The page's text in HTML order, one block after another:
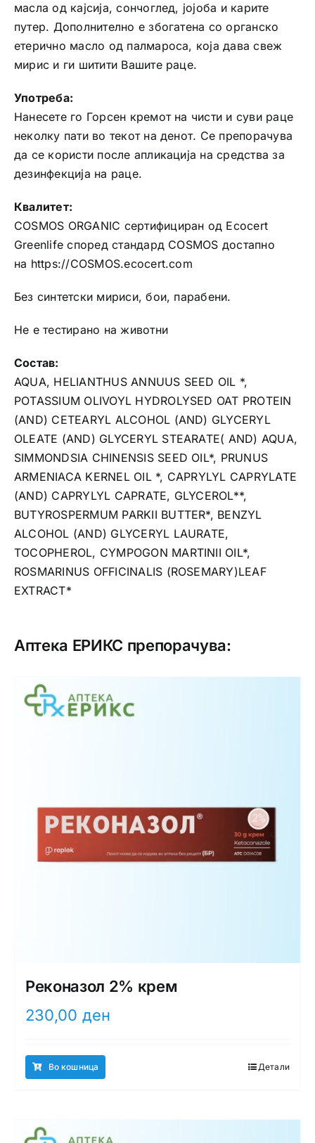
масла од кајсија, сончоглед, јојоба и карите
путер. Дополнително е збогатена со органско
етерично масло од палмароса, која дава свеж
мирис и ги шитити Вашите раце.
Употреба:
Нанесете го Горсен кремот на чисти и суви раце
неколку пати во текот на денот. Се препорачува
да се користи после апликација на средства за
дезинфекција на раце.
Квалитет:
COSMOS ORGANIC сертифициран од Ecocert
Greenlife според стандард COSMOS достапно
на https://COSMOS.ecocert.com
Без синтетски мириси, бои, парабени.
Не е тестирано на животни
Состав:
AQUA, HELIANTHUS ANNUUS SEED OIL *,
POTASSIUM OLIVOYL HYDROLYSED OAT PROTEIN
(AND) CETEARYL ALCOHOL (AND) GLYCERYL
OLEATE (AND) GLYCERYL STEARATE( AND) AQUA,
SIMMONDSIA CHINENSIS SEED OIL*, PRUNUS
ARMENIACA KERNEL OIL *, CAPRYLYL CAPRYLATE
(AND) CAPRYLYL CAPRATE, GLYCEROL**,
BUTYROSPERMUM PARKII BUTTER*, BENZYL
ALCOHOL (AND) GLYCERYL LAURATE,
TOCOPHEROL, CYMPOGON MARTINII OIL*,
ROSMARINUS OFFICINALIS (ROSEMARY)LEAF
EXTRACT*
Аптека ЕРИКС препорачува:
Реконазол 2% крем
230,00 ден
Во кошница Детали